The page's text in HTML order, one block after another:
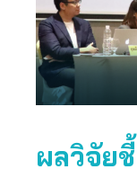
ผลวิจัย